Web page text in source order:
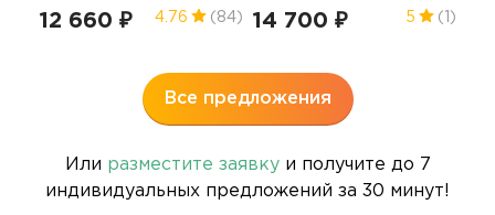
12 660 ₽ 4.76 (84) 14 700 ₽ 5 (1)
Все предложения
Или разместите заявкуи получите до 7
индивидуальных предложений за 30 минут!